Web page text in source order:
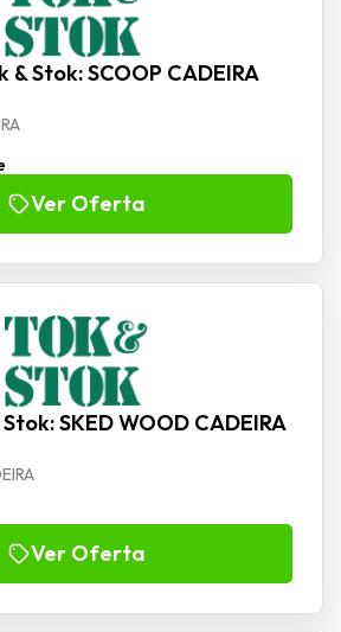
Stok: SCOOP CADEIRA
Ver Oferta
SKED WOOD CADEIRA
Ver Oferta